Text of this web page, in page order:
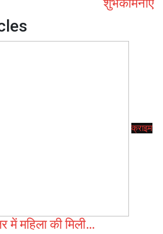
शुभकामनाएं
क्राइम
में महिला की मिली…